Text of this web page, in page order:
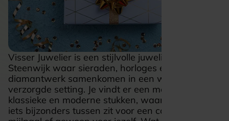
Visser Juwelier is een stijlvolle juwelierszaak in
Steenwijk waar sieraden, horloges en
diamantwerk samenkomen in een warme,
verzorgde setting. Je vindt er een mooie mix van
klassieke en moderne stukken, waardoor er altijd
iets bijzonders tussen zit voor een cadeau, een